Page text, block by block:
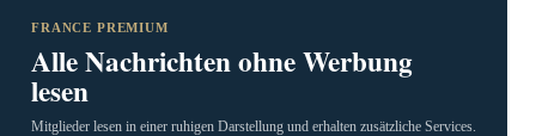
FRANCE PREMIUM
Alle Nachrichten ohne Werbung
lesen
Mitglieder lesen in einer ruhigen Darstellung und erhalten zusätzliche Services.